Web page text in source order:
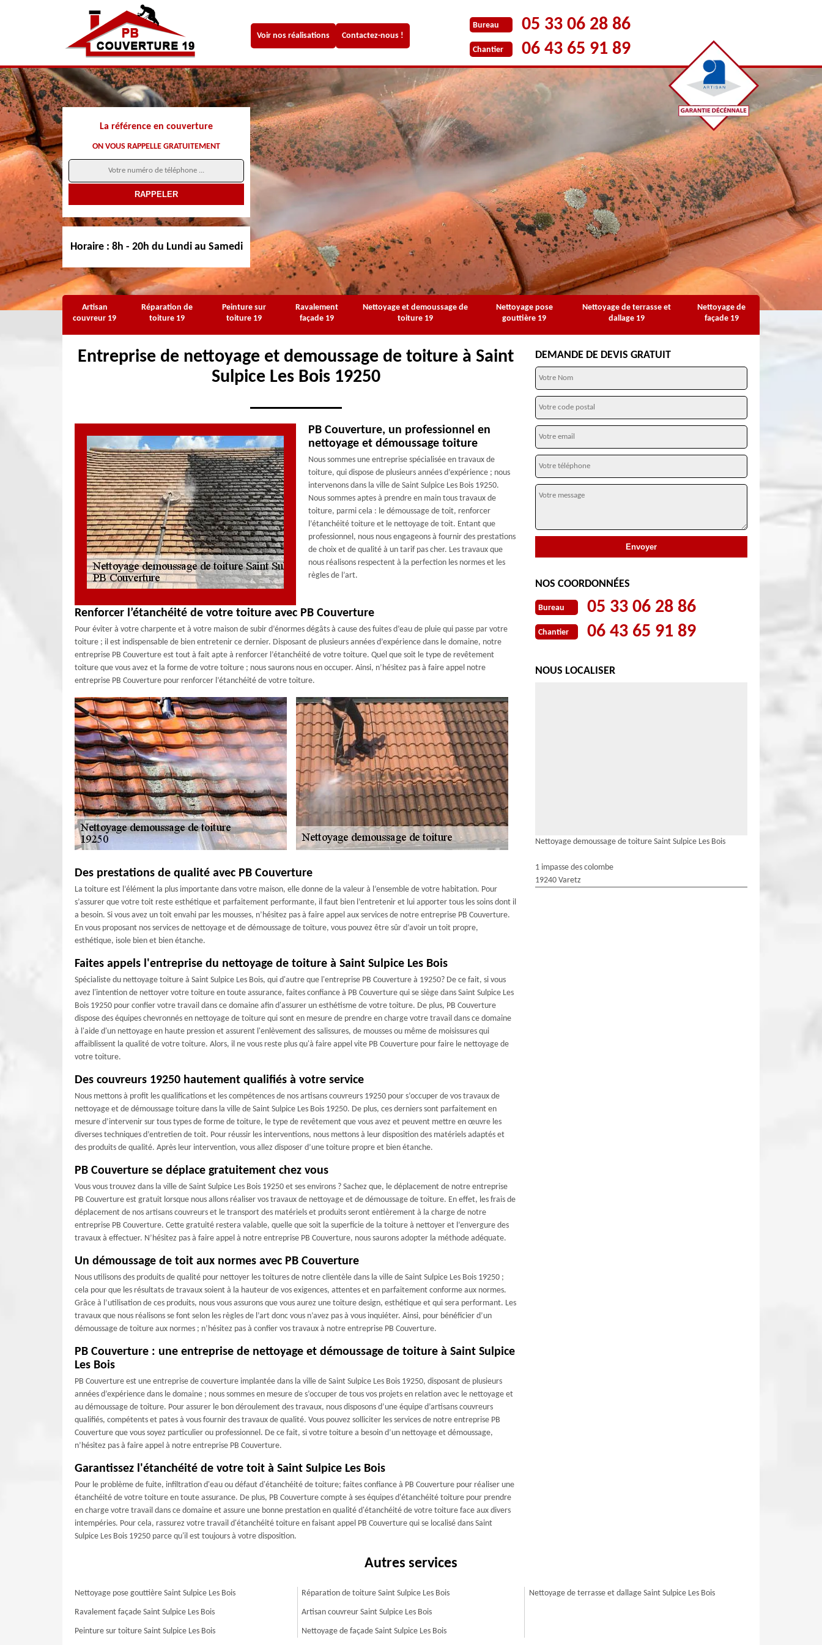
Voir nos réalisations Contactez-nous !
Bureau 05 33 06 28 86
Chantier 06 43 65 91 89
La référence en couverture
ON VOUS RAPPELLE GRATUITEMENT
Horaire : 8h - 20h du Lundi au Samedi
Artisan
couvreur 19
Réparation de
toiture 19
Peinture sur
toiture 19
Ravalement
façade 19
Nettoyage et demoussage de
toiture 19
Nettoyage pose
gouttière 19
Nettoyage de terrasse et
dallage 19
Nettoyage de
façade 19
Entreprise de nettoyage et demoussage de toiture à Saint
Sulpice Les Bois 19250
PB Couverture, un professionnel en
nettoyage et démoussage toiture
Nous sommes une entreprise spécialisée en travaux de
toiture, qui dispose de plusieurs années d’expérience ; nous
intervenons dans la ville de Saint Sulpice Les Bois 19250.
Nous sommes aptes à prendre en main tous travaux de
toiture, parmi cela : le démoussage de toit, renforcer
l’étanchéité toiture et le nettoyage de toit. Entant que
professionnel, nous nous engageons à fournir des prestations
de choix et de qualité à un tarif pas cher. Les travaux que
nous réalisons respectent à la perfection les normes et les
règles de l’art.
Renforcer l’étanchéité de votre toiture avec PB Couverture
Pour éviter à votre charpente et à votre maison de subir d’énormes dégâts à cause des fuites d’eau de pluie qui passe par votre
toiture ; il est indispensable de bien entretenir ce dernier. Disposant de plusieurs années d’expérience dans le domaine, notre
entreprise PB Couverture est tout à fait apte à renforcer l’étanchéité de votre toiture. Quel que soit le type de revêtement
toiture que vous avez et la forme de votre toiture ; nous saurons nous en occuper. Ainsi, n’hésitez pas à faire appel notre
entreprise PB Couverture pour renforcer l’étanchéité de votre toiture.
Des prestations de qualité avec PB Couverture
La toiture est l’élément la plus importante dans votre maison, elle donne de la valeur à l’ensemble de votre habitation. Pour
s’assurer que votre toit reste esthétique et parfaitement performante, il faut bien l’entretenir et lui apporter tous les soins dont il
a besoin. Si vous avez un toit envahi par les mousses, n’hésitez pas à faire appel aux services de notre entreprise PB Couverture.
En vous proposant nos services de nettoyage et de démoussage de toiture, vous pouvez être sûr d’avoir un toit propre,
esthétique, isole bien et bien étanche.
Faites appels l'entreprise du nettoyage de toiture à Saint Sulpice Les Bois
Spécialiste du nettoyage toiture à Saint Sulpice Les Bois, qui d'autre que l'entreprise PB Couverture à 19250? De ce fait, si vous
avez l'intention de nettoyer votre toiture en toute assurance, faites confiance à PB Couverture qui se siège dans Saint Sulpice Les
Bois 19250 pour confier votre travail dans ce domaine afin d'assurer un esthétisme de votre toiture. De plus, PB Couverture
dispose des équipes chevronnés en nettoyage de toiture qui sont en mesure de prendre en charge votre travail dans ce domaine
à l'aide d'un nettoyage en haute pression et assurent l'enlèvement des salissures, de mousses ou même de moisissures qui
affaiblissent la qualité de votre toiture. Alors, il ne vous reste plus qu'à faire appel vite PB Couverture pour faire le nettoyage de
votre toiture.
Des couvreurs 19250 hautement qualifiés à votre service
Nous mettons à profit les qualifications et les compétences de nos artisans couvreurs 19250 pour s’occuper de vos travaux de
nettoyage et de démoussage toiture dans la ville de Saint Sulpice Les Bois 19250. De plus, ces derniers sont parfaitement en
mesure d’intervenir sur tous types de forme de toiture, le type de revêtement que vous avez et peuvent mettre en œuvre les
diverses techniques d’entretien de toit. Pour réussir les interventions, nous mettons à leur disposition des matériels adaptés et
des produits de qualité. Après leur intervention, vous allez disposer d’une toiture propre et bien étanche.
PB Couverture se déplace gratuitement chez vous
Vous vous trouvez dans la ville de Saint Sulpice Les Bois 19250 et ses environs ? Sachez que, le déplacement de notre entreprise
PB Couverture est gratuit lorsque nous allons réaliser vos travaux de nettoyage et de démoussage de toiture. En effet, les frais de
déplacement de nos artisans couvreurs et le transport des matériels et produits seront entièrement à la charge de notre
entreprise PB Couverture. Cette gratuité restera valable, quelle que soit la superficie de la toiture à nettoyer et l’envergure des
travaux à effectuer. N’hésitez pas à faire appel à notre entreprise PB Couverture, nous saurons adopter la méthode adéquate.
Un démoussage de toit aux normes avec PB Couverture
Nous utilisons des produits de qualité pour nettoyer les toitures de notre clientèle dans la ville de Saint Sulpice Les Bois 19250 ;
cela pour que les résultats de travaux soient à la hauteur de vos exigences, attentes et en parfaitement conforme aux normes.
Grâce à l’utilisation de ces produits, nous vous assurons que vous aurez une toiture design, esthétique et qui sera performant. Les
travaux que nous réalisons se font selon les règles de l’art donc vous n’avez pas à vous inquiéter. Ainsi, pour bénéficier d’un
démoussage de toiture aux normes ; n’hésitez pas à confier vos travaux à notre entreprise PB Couverture.
PB Couverture : une entreprise de nettoyage et démoussage de toiture à Saint Sulpice
Les Bois
PB Couverture est une entreprise de couverture implantée dans la ville de Saint Sulpice Les Bois 19250, disposant de plusieurs
années d’expérience dans le domaine ; nous sommes en mesure de s’occuper de tous vos projets en relation avec le nettoyage et
au démoussage de toiture. Pour assurer le bon déroulement des travaux, nous disposons d’une équipe d’artisans couvreurs
qualifiés, compétents et pates à vous fournir des travaux de qualité. Vous pouvez solliciter les services de notre entreprise PB
Couverture que vous soyez particulier ou professionnel. De ce fait, si votre toiture a besoin d’un nettoyage et démoussage,
n’hésitez pas à faire appel à notre entreprise PB Couverture.
Garantissez l'étanchéité de votre toit à Saint Sulpice Les Bois
Pour le problème de fuite, infiltration d'eau ou défaut d'étanchéité de toiture; faites confiance à PB Couverture pour réaliser une
étanchéité de votre toiture en toute assurance. De plus, PB Couverture compte à ses équipes d'étanchéité toiture pour prendre
en charge votre travail dans ce domaine et assure une bonne prestation en qualité d'étanchéité de votre toiture face aux divers
intempéries. Pour cela, rassurez votre travail d'étanchéité toiture en faisant appel PB Couverture qui se localisé dans Saint
Sulpice Les Bois 19250 parce qu'il est toujours à votre disposition.
DEMANDE DE DEVIS GRATUIT
NOS COORDONNÉES
Bureau 05 33 06 28 86
Chantier 06 43 65 91 89
NOUS LOCALISER
Nettoyage demoussage de toiture Saint Sulpice Les Bois
1 impasse des colombe
19240 Varetz
Autres services
Nettoyage pose gouttière Saint Sulpice Les Bois
Ravalement façade Saint Sulpice Les Bois
Peinture sur toiture Saint Sulpice Les Bois
Réparation de toiture Saint Sulpice Les Bois
Artisan couvreur Saint Sulpice Les Bois
Nettoyage de façade Saint Sulpice Les Bois
Nettoyage de terrasse et dallage Saint Sulpice Les Bois